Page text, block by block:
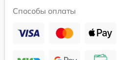
Способы оплаты